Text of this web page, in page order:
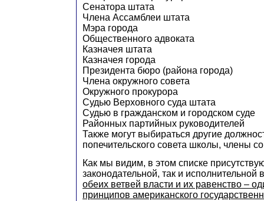
Сенатора штата
Члена Ассамблеи штата
Мэра города
Общественного адвоката
Казначея штата
Казначея города
Президента бюро (района города)
Члена окружного совета
Окружного прокурора
Судью Верховного суда штата
Судью в гражданском и городском суде
Районных партийных руководителей
Также могут выбираться другие
попечительского совета школы, члены
Как мы видим, в этом списке
законодательной, так и исполнительной
обеих ветвей власти и их равенство –
принципов американского